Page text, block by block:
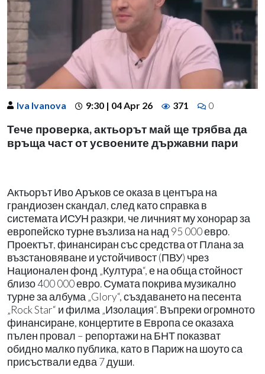
Iva Ivanova 9:30 | 04 Apr 26 371 0
Тече проверка, актьорът май ще трябва да
връща част от усвоените държавни пари
Актьорът Иво Аръков се оказа в центъра на
грандиозен скандал, след като справка в
системата ИСУН разкри, че личният му хонорар за
европейско турне възлиза на над 95 000 евро.
Проектът, финансиран със средства от Плана за
възстановяване и устойчивост (ПВУ) чрез
Национален фонд „Култура“, е на обща стойност
близо 400 000 евро. Сумата покрива музикално
турне за албума „Glory“, създаването на песента
„Rock Star“ и филма „Изолация“. Въпреки огромното
финансиране, концертите в Европа се оказаха
пълен провал – репортажи на БНТ показват
обидно малко публика, като в Париж на шоуто са
присъствали едва 7 души.